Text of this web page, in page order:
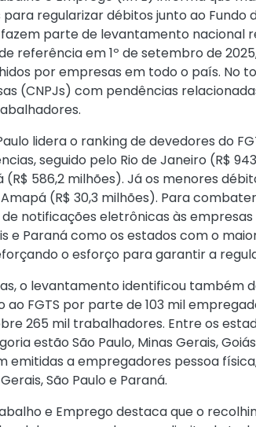
regularizar débitos junto ao Fundo
fazem parte de levantamento nacional
referência em 1º de setembro de
por empresas em todo o país. No
(CNPJs) com pendências
lidera o ranking de devedores do
seguido pelo Rio de Janeiro (R$
(R$ 586,2 milhões). Já os menores
(R$ 30,3 milhões). Para
de notificações eletrônicas às
e Paraná como os estados com o
o esforço para garantir a
o levantamento identificou também
ao FGTS por parte de 103 mil
265 mil trabalhadores. Entre os
estão São Paulo, Minas Gerais,
emitidas a empregadores pessoa
São Paulo e Paraná.
e Emprego destaca que o